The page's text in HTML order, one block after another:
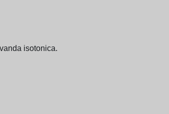
isotonica.